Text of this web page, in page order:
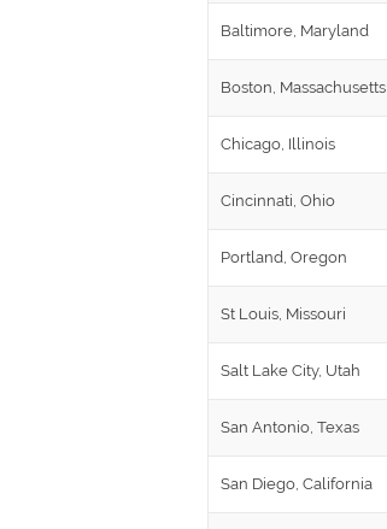
Baltimore, Maryland
Boston, Massachusetts
Chicago, Illinois
Cincinnati, Ohio
Portland, Oregon
St Louis, Missouri
Salt Lake City, Utah
San Antonio, Texas
San Diego, California